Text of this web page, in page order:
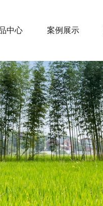
中心 案例展示